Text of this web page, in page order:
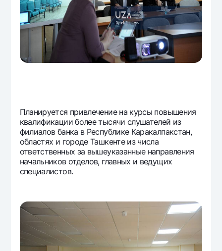
Планируется привлечение на курсы повышения
квалификации более тысячи слушателей из
филиалов банка в Республике Каракалпакстан,
областях и городе Ташкенте из числа
ответственных за вышеуказанные направления
начальников отделов, главных и ведущих
специалистов.